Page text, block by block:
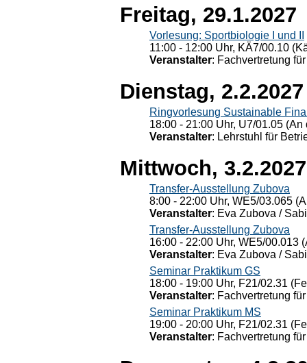
Freitag, 29.1.2027
Vorlesung: Sportbiologie I und II
11:00 - 12:00 Uhr, KÄ7/00.10
Veranstalter: Fachvertretung
Dienstag, 2.2.2027
Ringvorlesung Sustainable
18:00 - 21:00 Uhr, U7/01.05
Veranstalter: Lehrstuhl für
Mittwoch, 3.2.2027
Transfer-Ausstellung Zubova
8:00 - 22:00 Uhr, WE5/03.065
Veranstalter: Eva Zubova /
Transfer-Ausstellung Zubova
16:00 - 22:00 Uhr, WE5/00.013
Veranstalter: Eva Zubova /
Seminar Praktikum GS
18:00 - 19:00 Uhr, F21/02.31
Veranstalter: Fachvertretung
Seminar Praktikum MS
19:00 - 20:00 Uhr, F21/02.31
Veranstalter: Fachvertretung